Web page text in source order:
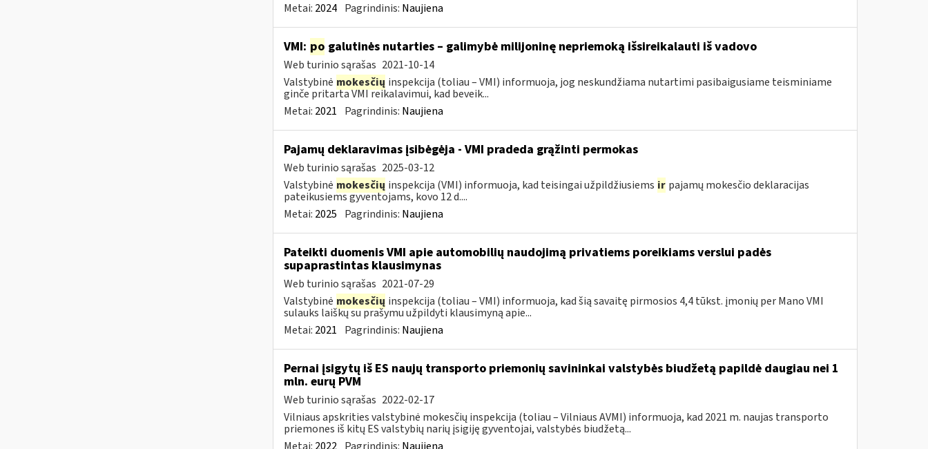
Metai: 2024 Pagrindinis: Naujiena
VMI: po galutinės nutarties – galimybė milijoninę nepriemoką išsireikalauti iš vadovo
Web turinio sąrašas 2021-10-14
Valstybinė mokesčių inspekcija (toliau – VMI) informuoja, jog neskundžiama nutartimi pasibaigusiame teisminiame
ginče pritarta VMI reikalavimui, kad beveik...
Metai: 2021 Pagrindinis: Naujiena
Pajamų deklaravimas įsibėgėja - VMI pradeda grąžinti permokas
Web turinio sąrašas 2025-03-12
Valstybinė mokesčių inspekcija (VMI) informuoja, kad teisingai užpildžiusiems ir pajamų mokesčio deklaracijas
pateikusiems gyventojams, kovo 12 d....
Metai: 2025 Pagrindinis: Naujiena
Pateikti duomenis VMI apie automobilių naudojimą privatiems poreikiams verslui padės
supaprastintas klausimynas
Web turinio sąrašas 2021-07-29
Valstybinė mokesčių inspekcija (toliau – VMI) informuoja, kad šią savaitę pirmosios 4,4 tūkst. įmonių per Mano VMI
sulauks laiškų su prašymu užpildyti klausimyną apie...
Metai: 2021 Pagrindinis: Naujiena
Pernai įsigytų iš ES naujų transporto priemonių savininkai valstybės biudžetą papildė daugiau nei 1
mln. eurų PVM
Web turinio sąrašas 2022-02-17
Vilniaus apskrities valstybinė mokesčių inspekcija (toliau – Vilniaus AVMI) informuoja, kad 2021 m. naujas transporto
priemones iš kitų ES valstybių narių įsigiję gyventojai, valstybės biudžetą...